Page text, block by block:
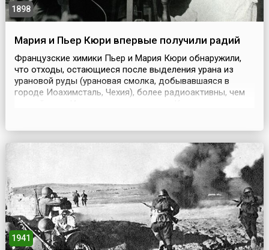
1898
Мария и Пьер Кюри впервые получили радий
Французские химики Пьер и Мария Кюри обнаружили,
что отходы, остающиеся после выделения урана из
урановой руды (урановая смолка, добывавшаяся в
городе Иоахимсталь, Чехия), более радиоактивны, чем
1941